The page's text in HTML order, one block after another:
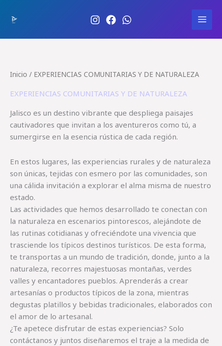
Inicio / EXPERIENCIAS COMUNITARIAS Y DE NATURALEZA
EXPERIENCIAS COMUNITARIAS Y DE NATURALEZA
Jalisco es un destino vibrante que despliega paisajes
cautivadores que invitan a los aventureros como tú, a
sumergirse en la esencia rústica de cada región.
En estos lugares, las experiencias rurales y de naturaleza
son únicas, tejidas con esmero por las comunidades, son
una cálida invitación a explorar el alma misma de nuestro
estado.
Las actividades que hemos desarrollado te conectan con
la naturaleza en escenarios pintorescos, alejándote de
las rutinas cotidianas y ofreciéndote una vivencia que
trasciende los típicos destinos turísticos. De esta forma,
te transportas a un mundo de tradición, donde, junto a la
naturaleza, recorres majestuosas montañas, verdes
valles y encantadores pueblos. Aprenderás a crear
artesanías o productos típicos de la zona, mientras
degustas platillos y bebidas tradicionales, elaborados con
el amor de lo artesanal.
¿Te apetece disfrutar de estas experiencias? Solo
contáctanos y juntos diseñaremos el traje a la medida de